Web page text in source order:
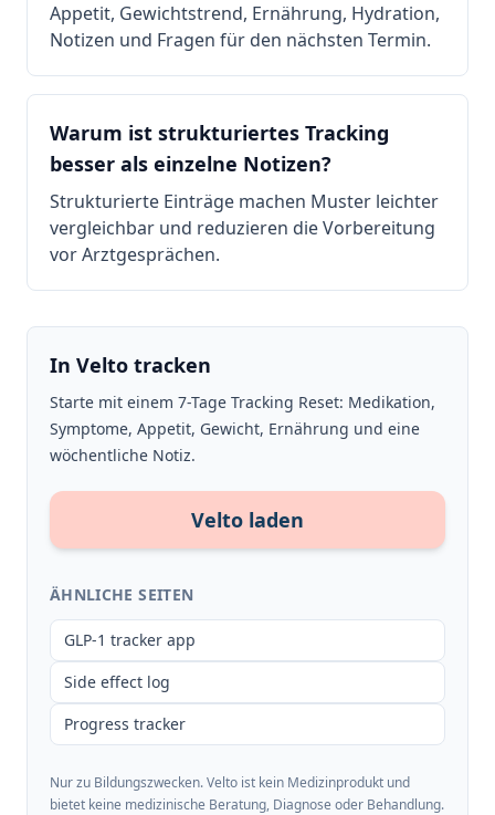
Appetit, Gewichtstrend, Ernährung, Hydration,
Notizen und Fragen für den nächsten Termin.
Warum ist strukturiertes Tracking
besser als einzelne Notizen?
Strukturierte Einträge machen Muster leichter
vergleichbar und reduzieren die Vorbereitung
vor Arztgesprächen.
In Velto tracken
Starte mit einem 7-Tage Tracking Reset: Medikation,
Symptome, Appetit, Gewicht, Ernährung und eine
wöchentliche Notiz.
Velto laden
ÄHNLICHE SEITEN
GLP-1 tracker app
Side effect log
Progress tracker
Nur zu Bildungszwecken. Velto ist kein Medizinprodukt und
bietet keine medizinische Beratung, Diagnose oder Behandlung.